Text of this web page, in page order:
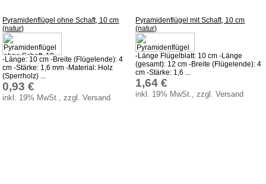
Küchenzubehör aus Holz
Holz Kochlöffel
Holz Quirl
Holz Grillzange & Grillschere
Pyramidenflügel ohne Schaft, 10 cm
(natur)
-Länge: 10 cm -Breite (Flügelende): 4
cm -Stärke: 1,6 mm -Material: Holz
(Sperrholz) ...
0,93 €
inkl. 19% MwSt., zzgl. Versand
Pyramidenflügel mit Schaft, 10 cm
(natur)
-Länge Flügelblatt: 10 cm -Länge
(gesamt): 12 cm -Breite (Flügelende): 4
cm -Stärke: 1,6 ...
1,64 €
inkl. 19% MwSt., zzgl. Versand